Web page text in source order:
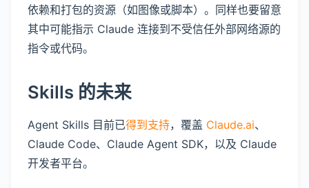
依赖和打包的资源（如图像或脚本）。同样也要留意
其中可能指示 Claude 连接到不受信任外部网络源的
指令或代码。
Skills 的未来
Agent Skills 目前已得到支持，覆盖 Claude.ai、
Claude Code、Claude Agent SDK，以及 Claude
开发者平台。